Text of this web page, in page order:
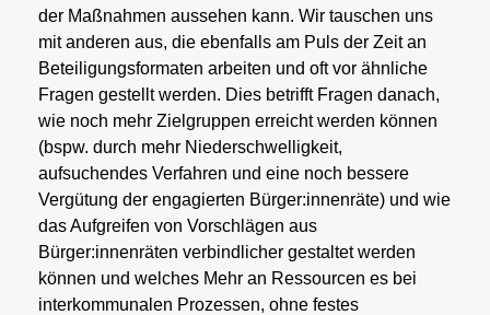
der Maßnahmen aussehen kann. Wir tauschen uns
mit anderen aus, die ebenfalls am Puls der Zeit an
Beteiligungsformaten arbeiten und oft vor ähnliche
Fragen gestellt werden. Dies betrifft Fragen danach,
wie noch mehr Zielgruppen erreicht werden können
(bspw. durch mehr Niederschwelligkeit,
aufsuchendes Verfahren und eine noch bessere
Vergütung der engagierten Bürger:innenräte) und wie
das Aufgreifen von Vorschlägen aus
Bürger:innenräten verbindlicher gestaltet werden
können und welches Mehr an Ressourcen es bei
interkommunalen Prozessen, ohne festes